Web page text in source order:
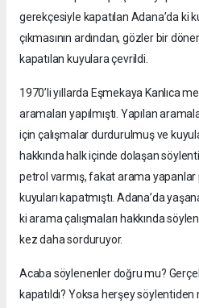
gerekçesiyle kapatılan Adana’da ki
çıkmasının ardından, gözler bir
kapatılan kuyulara çevrildi.
1970’li yıllarda Eşmekaya Kanlıca
aramaları yapılmıştı. Yapılan
için çalışmalar durdurulmuş ve
hakkında halk içinde dolaşan
petrol varmış, fakat arama
kuyuları kapatmıştı. Adana’da
ki arama çalışmaları hakkında
kez daha sorduruyor.
Acaba söylenenler doğru mu?
kapatıldı? Yoksa herşey